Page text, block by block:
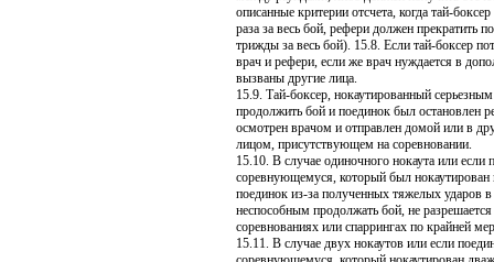
описанные критерии отсчета, когда тай-
раза за весь бой, рефери должен прекратить
трижды за весь бой). 15.8. Если тай-боксер
врач и рефери, если же врач нуждается в
вызваны другие лица.
15.9. Тай-боксер, нокаутированный
продолжить бой и поединок был остановлен
осмотрен врачом и отправлен домой или в
лицом, присутствующем на соревновании.
15.10. В случае одиночного нокаута или
соревнующемуся, который был нокаутирован
поединок из-за полученных тяжелых ударов
неспособным продолжать бой, не
соревнованиях или спаррингах по крайней
15.11. В случае двух нокаутов или если